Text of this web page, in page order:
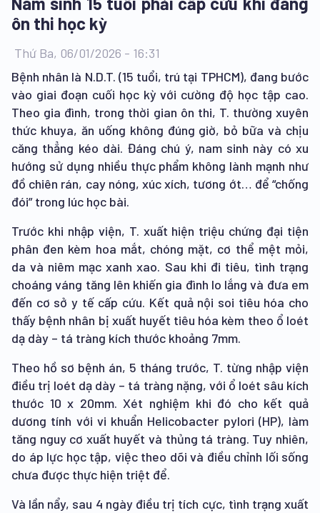
ôn thi học kỳ
Thứ Ba, 06/01/2026 - 16:31
Bệnh nhân là N.D.T. (15 tuổi, trú tại TPHCM), đang bước
vào giai đoạn cuối học kỳ với cường độ học tập cao.
Theo gia đình, trong thời gian ôn thi, T. thường xuyên
thức khuya, ăn uống không đúng giờ, bỏ bữa và chịu
căng thẳng kéo dài. Đáng chú ý, nam sinh này có xu
hướng sử dụng nhiều thực phẩm không lành mạnh như
đồ chiên rán, cay nóng, xúc xích, tương ớt… để “chống
đói” trong lúc học bài.
Trước khi nhập viện, T. xuất hiện triệu chứng đại tiện
phân đen kèm hoa mắt, chóng mặt, cơ thể mệt mỏi,
da và niêm mạc xanh xao. Sau khi đi tiêu, tình trạng
choáng váng tăng lên khiến gia đình lo lắng và đưa em
đến cơ sở y tế cấp cứu. Kết quả nội soi tiêu hóa cho
thấy bệnh nhân bị xuất huyết tiêu hóa kèm theo ổ loét
dạ dày – tá tràng kích thước khoảng 7mm.
Theo hồ sơ bệnh án, 5 tháng trước, T. từng nhập viện
điều trị loét dạ dày – tá tràng nặng, với ổ loét sâu kích
thước 10 x 20mm. Xét nghiệm khi đó cho kết quả
dương tính với vi khuẩn Helicobacter pylori (HP), làm
tăng nguy cơ xuất huyết và thủng tá tràng. Tuy nhiên,
do áp lực học tập, việc theo dõi và điều chỉnh lối sống
chưa được thực hiện triệt để.
Và lần nẩy, sau 4 ngày điều trị tích cực, tình trạng xuất